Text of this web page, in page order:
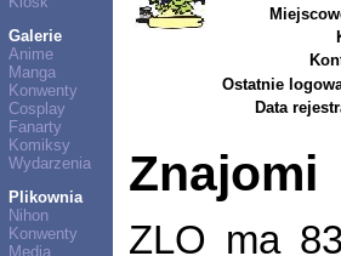
Galerie
Anime
Manga
Konwenty
Cosplay
Fanarty
Komiksy
Wydarzenia
Plikownia
Nihon
Konwenty
Media
Ostatnie
Data
Znajomi
ZLO ma